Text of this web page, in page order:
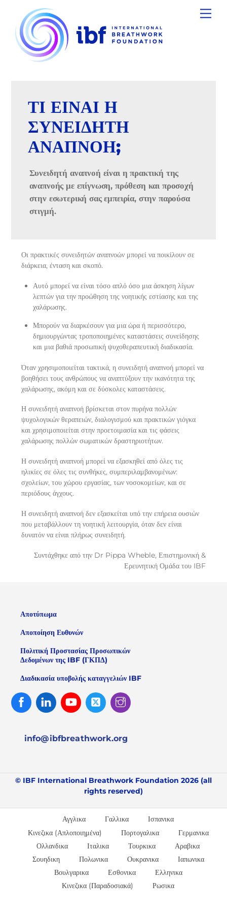
content
ΤΙ ΕΙΝΑΙ Η
ΣΥΝΕΙΔΗΤΗ
ΑΝΑΠΝΟΗ;
Συνειδητή αναπνοή είναι η πρακτική της
αναπνοής με επίγνωση, πρόθεση και προσοχή
στην εσωτερική σας εμπειρία, στην παρούσα
στιγμή.
Οι πρακτικές συνειδητών αναπνοών μπορεί να ποικίλουν σε
διάρκεια, ένταση και σκοπό.
Αυτό μπορεί να είναι τόσο απλό όσο μια άσκηση λίγων
λεπτών για την προώθηση της νοητικής εστίασης και της
χαλάρωσης.
Μπορούν να διαρκέσουν για μια ώρα ή περισσότερο,
δημιουργώντας τροποποιημένες καταστάσεις συνείδησης
και μια βαθιά προσωπική ψυχοθεραπευτική διαδικασία.
Όταν χρησιμοποιείται τακτικά, η συνειδητή αναπνοή μπορεί να
βοηθήσει τους ανθρώπους να αναπτύξουν την ικανότητα της
χαλάρωσης, ακόμη και σε δύσκολες καταστάσεις.
Η συνειδητή αναπνοή βρίσκεται στον πυρήνα πολλών
ψυχολογικών θεραπειών, διαλογισμού και πρακτικών γιόγκα
και χρησιμοποιείται στην προετοιμασία και τις φάσεις
χαλάρωσης πολλών σωματικών δραστηριοτήτων.
Η συνειδητή αναπνοή μπορεί να εξασκηθεί από όλες τις
ηλικίες σε όλες τις συνθήκες, συμπεριλαμβανομένων:
σχολείων, του χώρου εργασίας, των νοσοκομείων, και σε
περιόδους άγχους.
Η συνειδητή αναπνοή δεν εξασκείται υπό την επήρεια ουσιών
που μεταβάλλουν τη νοητική λειτουργία, όταν δεν είναι
δυνατόν να είναι πλήρως συνειδητή.
Συντάχθηκε από την Dr Pippa Wheble, Επιστημονική &
Ερευνητική Ομάδα του IBF
Αποτύπωμα
Αποποίηση Ευθυνών
Πολιτική Προστασίας Προσωπικών
Δεδομένων της IBF (ΓΚΠΔ)
Διαδικασία υποβολής καταγγελιών IBF
FacebookLinked
In
Youtube Twitter
info@ibfbreathwork.org
© IBF International Breathwork Foundation 2026 (all
rights reserved)
Αγγλικα Γαλλικα
Ισπανικα
Κινεζικα (Απλοποιημένα)
Πορτογαλικα
Γερμανικα
Ολλανδικα
Ιταλικα Τουρκικα
Αραβικα
Σουηδικη
Πολωνικα Ουκρανικα
Ιαπωνικα
Βουλγαρικα
Εσθονικα
Ελληνικα
Κινεζικα (Παραδοσιακά)
Ρωσικα